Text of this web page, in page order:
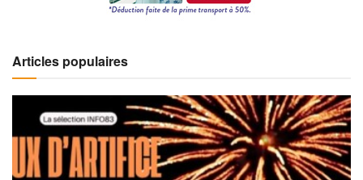
Articles populaires